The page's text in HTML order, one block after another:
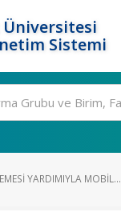
Sistemi
YARDIMIYLA MOBIL...